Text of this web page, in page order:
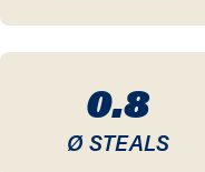
0.8
Ø STEALS